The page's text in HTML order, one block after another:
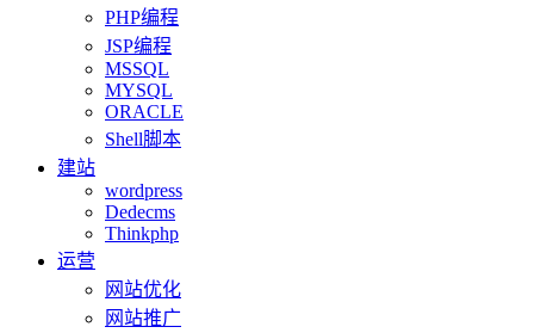
PHP编程
JSP编程
MSSQL
MYSQL
ORACLE
Shell脚本
建站
wordpress
Dedecms
Thinkphp
运营
网站优化
网站推广